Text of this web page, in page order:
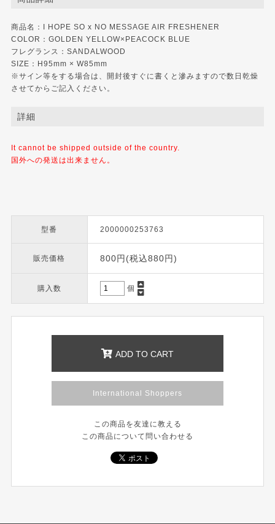
商品名：I HOPE SO x NO MESSAGE AIR FRESHENER
COLOR：GOLDEN YELLOW×PEACOCK BLUE
フレグランス：SANDALWOOD
SIZE：H95mm × W85mm
※サイン等をする場合は、開封後すぐに書くと滲みますので数日乾燥
させてからご記入ください。
詳細
It cannot be shipped outside of the country.
国外への発送は出来ません。
型番 2000000253763
販売価格 800円(税込880円)
購入数 個
ADD TO CART
International Shoppers
この商品を友達に教える
この商品について問い合わせる